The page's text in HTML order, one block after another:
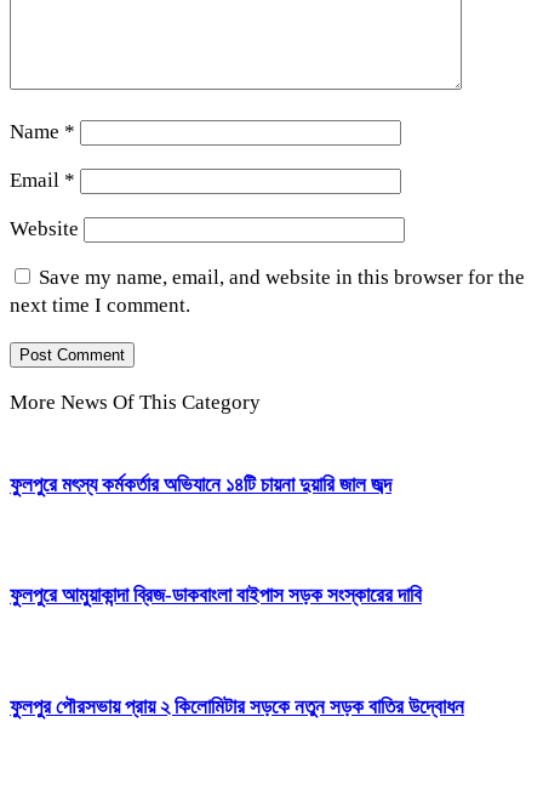
Name *
Email *
Website
Save my name, email, and website in this browser for the
next time I comment.
More News Of This Category
ফুলপুরে মৎস্য কর্মকর্তার অভিযানে ১৪টি চায়না দুয়ারি জাল জব্দ
ফুলপুরে আমুয়াকান্দা ব্রিজ-ডাকবাংলা বাইপাস সড়ক সংস্কারের দাবি
ফুলপুর পৌরসভায় প্রায় ২ কিলোমিটার সড়কে নতুন সড়ক বাতির উদ্বোধন